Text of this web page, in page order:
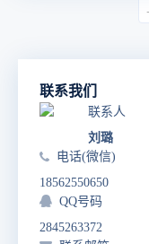
联系我们
联系人
刘璐
电话(微信)
18562550650
QQ号码
2845263372